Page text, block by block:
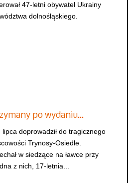
47-letni obywatel Ukrainy
dolnośląskiego.
po wydaniu…
doprowadził do tragicznego
Trynosy-Osiedle.
w siedzące na ławce przy
z nich, 17-letnia...